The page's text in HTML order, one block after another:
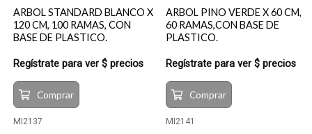
ARBOL STANDARD BLANCO X
120 CM, 100 RAMAS, CON
BASE DE PLASTICO.
Regístrate para ver $ precios
Comprar
MI2137
ARBOL PINO VERDE X 60 CM,
60 RAMAS,CON BASE DE
PLASTICO.
Regístrate para ver $ precios
Comprar
MI2141